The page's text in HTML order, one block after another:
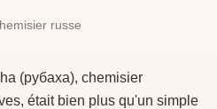
russe
(рубаха), chemisier
était bien plus qu'un simple